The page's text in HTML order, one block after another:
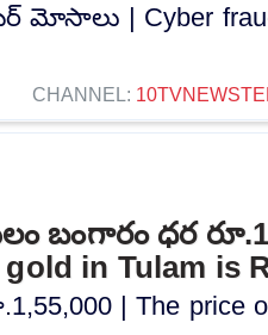
మోసాలు | Cyber ​​fraud
CHANNEL:
బంగారం ధర
in Tulam is
| The price